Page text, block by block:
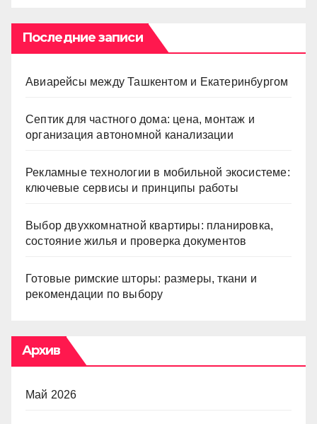
Последние записи
Авиарейсы между Ташкентом и Екатеринбургом
Септик для частного дома: цена, монтаж и
организация автономной канализации
Рекламные технологии в мобильной экосистеме:
ключевые сервисы и принципы работы
Выбор двухкомнатной квартиры: планировка,
состояние жилья и проверка документов
Готовые римские шторы: размеры, ткани и
рекомендации по выбору
Архив
Май 2026